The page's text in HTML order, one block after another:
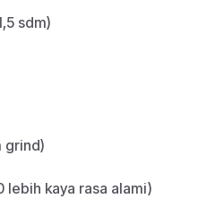
sdm)
grind)
lebih kaya rasa alami)